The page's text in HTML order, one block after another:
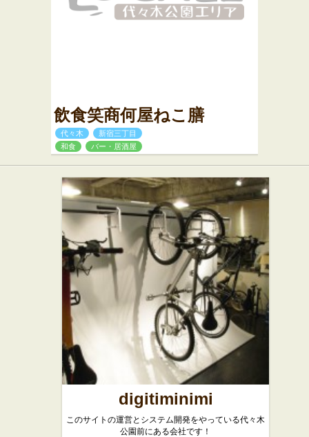
飲食笑商何屋ねこ膳
代々木
新宿三丁目
和食
バー・居酒屋
digitiminimi
このサイトの運営とシステム開発をやっている代々木
公園前にある会社です！